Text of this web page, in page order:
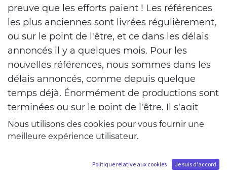
preuve que les efforts paient ! Les références
les plus anciennes sont livrées régulièrement,
ou sur le point de l'être, et ce dans les délais
annoncés il y a quelques mois. Pour les
nouvelles références, nous sommes dans les
délais annoncés, comme depuis quelque
temps déjà. Énormément de productions sont
terminées ou sur le point de l'être. Il s'agit
ensuite d'une question de logistique et
d'envois des conteneurs pour les livraisons.
Petit point logistique: En 2025, 63 conteneurs
Nous utilisons des cookies pour vous fournir une
meilleure expérience utilisateur.
Politique relative aux cookies Je suis d'accord